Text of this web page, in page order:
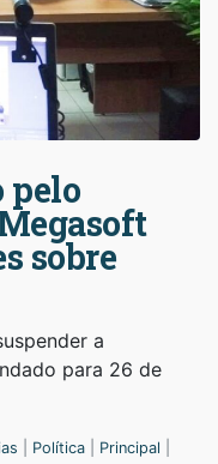
pelo
sobre
a
para 26 de
Política Principal